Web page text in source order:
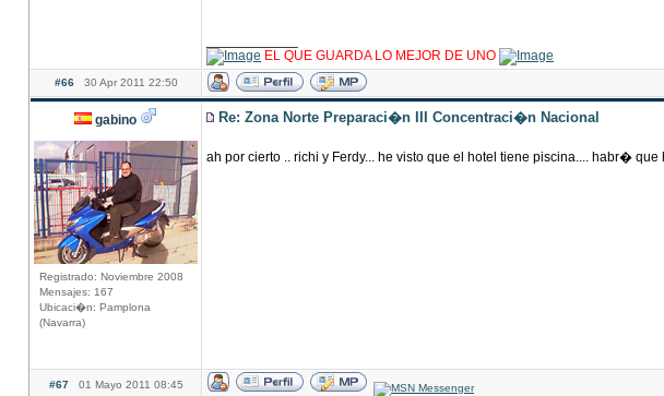
EL QUE GUARDA LO MEJOR DE UNO
#66 30 Apr 2011 22:50
gabino
Registrado: Noviembre 2008
Mensajes: 167
Ubicaci�n: Pamplona
(Navarra)
Re: Zona Norte Preparaci�n III Concentraci�n Nacional
ah por cierto .. richi y Ferdy... he visto que el hotel tiene piscina.... habr�
#67 01 Mayo 2011 08:45